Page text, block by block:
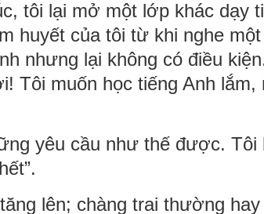
tôi lại mở một lớp khác dạy
huyết của tôi từ khi nghe
nhưng lại không có điều
Tôi muốn học tiếng Anh lắm,
yêu cầu như thế được. Tôi
lên; chàng trai thường